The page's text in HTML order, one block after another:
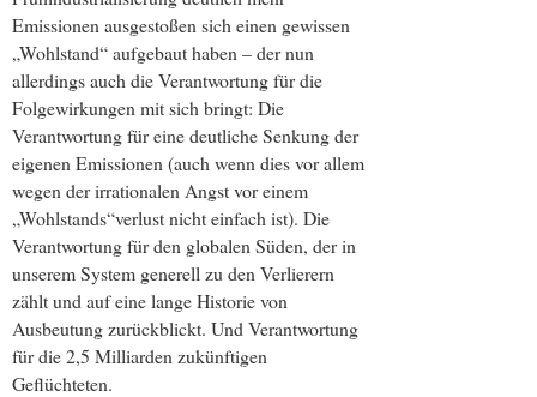
Emissionen ausgestoßen sich einen gewissen
„Wohlstand“ aufgebaut haben – der nun
allerdings auch die Verantwortung für die
Folgewirkungen mit sich bringt: Die
Verantwortung für eine deutliche Senkung der
eigenen Emissionen (auch wenn dies vor allem
wegen der irrationalen Angst vor einem
„Wohlstands“verlust nicht einfach ist). Die
Verantwortung für den globalen Süden, der in
unserem System generell zu den Verlierern
zählt und auf eine lange Historie von
Ausbeutung zurückblickt. Und Verantwortung
für die 2,5 Milliarden zukünftigen
Geflüchteten.